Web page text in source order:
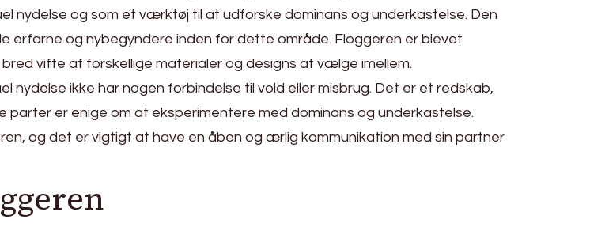
nydelse og som et værktøj til at udforske dominans og underkastelse. Den
erfarne og nybegyndere inden for dette område. Floggeren er blevet
vifte af forskellige materialer og designs at vælge imellem.
ikke har nogen forbindelse til vold eller misbrug. Det er et redskab,
er enige om at eksperimentere med dominans og underkastelse.
og det er vigtigt at have en åben og ærlig kommunikation med sin partner